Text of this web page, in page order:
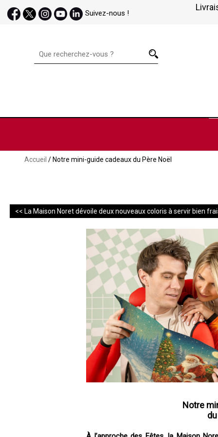
Suivez-nous !
Accueil / Notre mini-guide cadeaux du Père Noël
<< La Maison Noret dévoile deux nouveaux coloris à servir bien
Notre